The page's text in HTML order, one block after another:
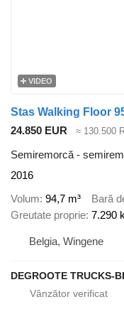
VIDEO
Stas Walking Floor
24.850 EUR
≈ 130.500
Semiremorcă -
2016
Volum 94,7 m³ Bară
Greutate proprie 7.290
Belgia, Wingene
DEGROOTE TRUCKS-